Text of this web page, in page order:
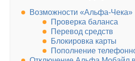
Возможности «Альфа-Чека»
Проверка баланса
Перевод средств
Блокировка карты
Пополнение